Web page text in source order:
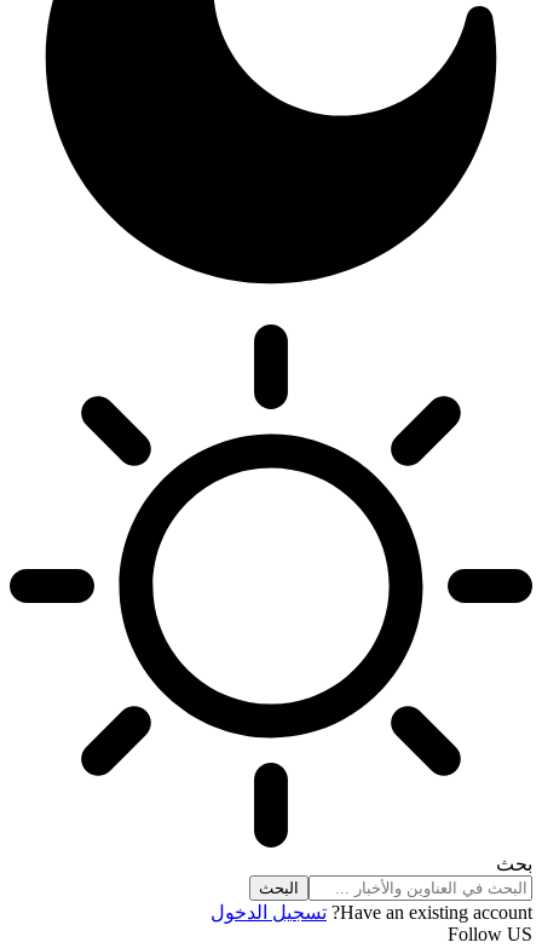
بحث
Have an existing account?
تسجيل الدخول
Follow US